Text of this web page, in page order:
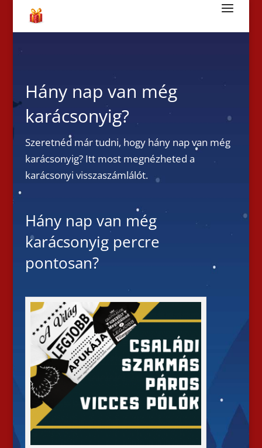
Hány nap van még
karácsonyig?
Szeretnéd már tudni, hogy hány nap van még
karácsonyig? Itt most megnézheted a
karácsonyi visszaszámlálót.
Hány nap van még
karácsonyig percre
pontosan?